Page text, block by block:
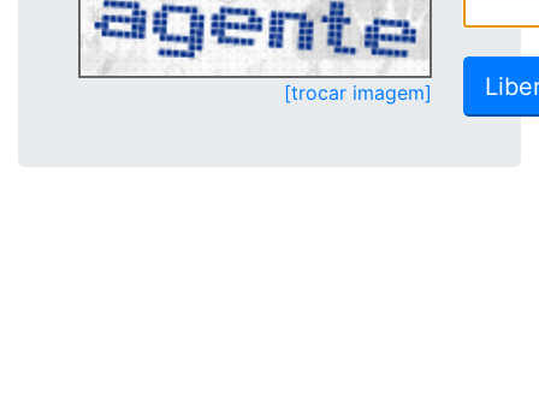
[trocar imagem]